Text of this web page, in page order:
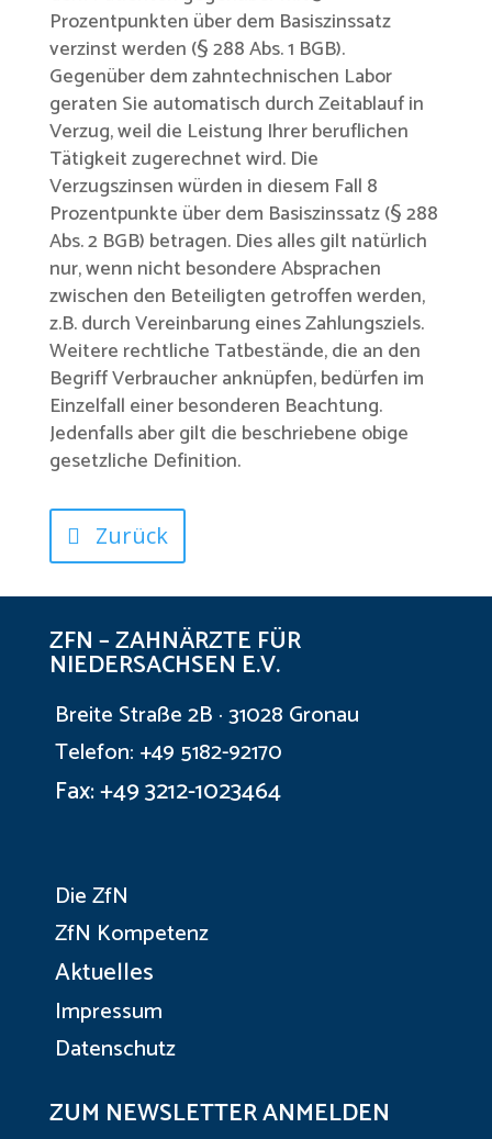
Prozentpunkten über dem Basiszinssatz
verzinst werden (§ 288 Abs. 1 BGB).
Gegenüber dem zahntechnischen Labor
geraten Sie automatisch durch Zeitablauf in
Verzug, weil die Leistung Ihrer beruflichen
Tätigkeit zugerechnet wird. Die
Verzugszinsen würden in diesem Fall 8
Prozentpunkte über dem Basiszinssatz (§ 288
Abs. 2 BGB) betragen. Dies alles gilt natürlich
nur, wenn nicht besondere Absprachen
zwischen den Beteiligten getroffen werden,
z.B. durch Vereinbarung eines Zahlungsziels.
Weitere rechtliche Tatbestände, die an den
Begriff Verbraucher anknüpfen, bedürfen im
Einzelfall einer besonderen Beachtung.
Jedenfalls aber gilt die beschriebene obige
gesetzliche Definition.
Zurück
ZFN – ZAHNÄRZTE FÜR
NIEDERSACHSEN E.V.
Breite Straße 2B · 31028 Gronau
Telefon: +49 5182-92170
Fax: +49 3212-1023464
Die ZfN
ZfN Kompetenz
Aktuelles
Impressum
Datenschutz
ZUM NEWSLETTER ANMELDEN